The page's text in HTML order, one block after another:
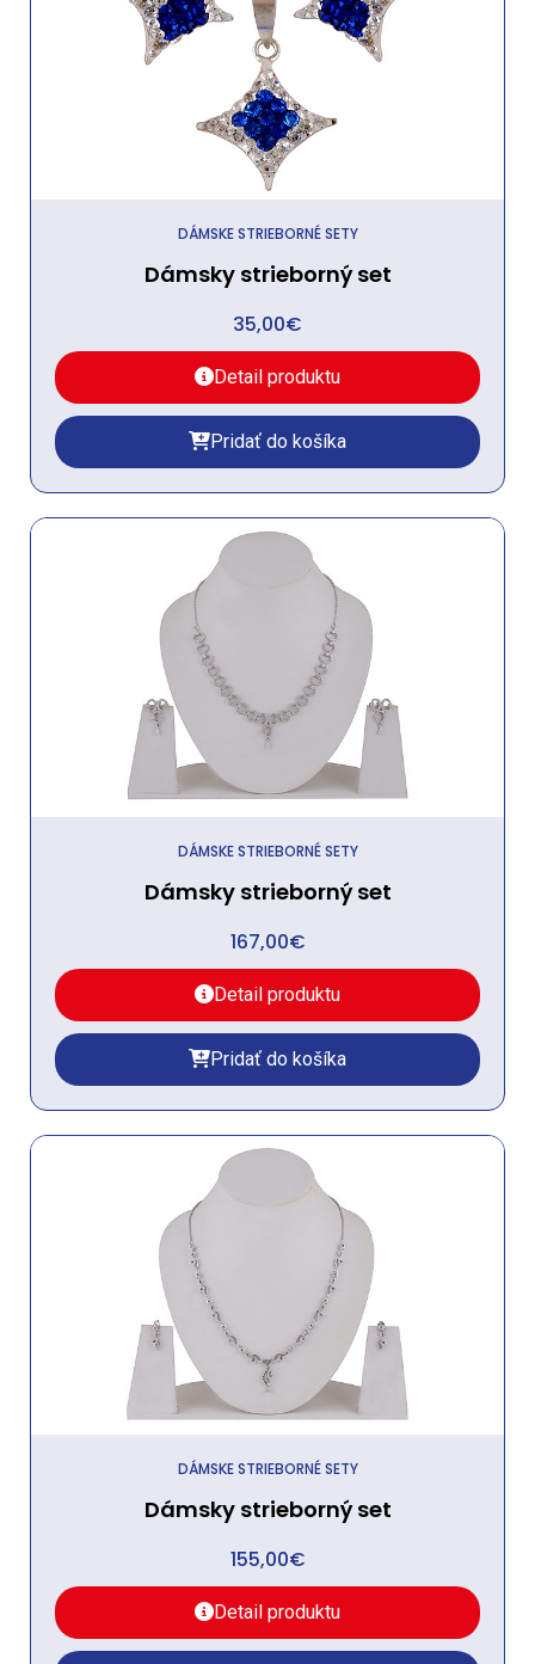
DÁMSKE STRIEBORNÉ SETY
Dámsky strieborný set
35,00€
Detail produktu
Pridať do košíka
DÁMSKE STRIEBORNÉ SETY
Dámsky strieborný set
167,00€
Detail produktu
Pridať do košíka
DÁMSKE STRIEBORNÉ SETY
Dámsky strieborný set
155,00€
Detail produktu